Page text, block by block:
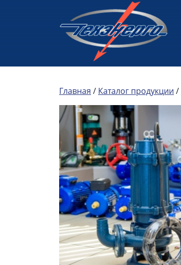
Главная / Каталог продукции /